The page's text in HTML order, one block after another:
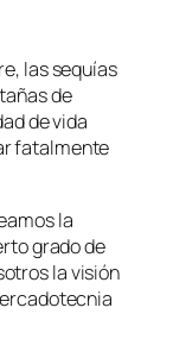
las sequías
de
de vida
fatalmente
la
grado de
la visión